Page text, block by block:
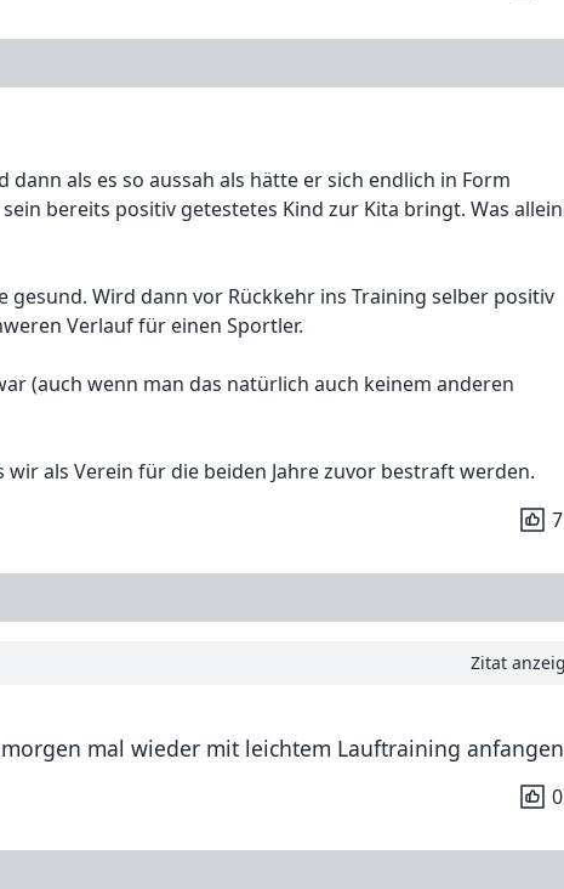
als es so aussah als hätte er sich endlich in Form
bereits positiv getestetes Kind zur Kita bringt. Was
Wird dann vor Rückkehr ins Training selber positiv
Verlauf für einen Sportler.
(auch wenn man das natürlich auch keinem anderen
als Verein für die beiden Jahre zuvor bestraft werden.
7
Zitat
mal wieder mit leichtem Lauftraining
0